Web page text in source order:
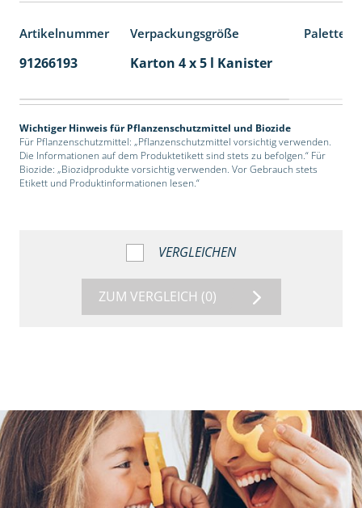
Artikelnummer Verpackungsgröße
91266193 Karton 4 x 5 l Kanister
Wichtiger Hinweis für Pflanzenschutzmittel und Biozide
Für Pflanzenschutzmittel: „Pflanzenschutzmittel vorsichtig verwenden.
Die Informationen auf dem Produktetikett sind stets zu befolgen.“ Für
Biozide: „Biozidprodukte vorsichtig verwenden. Vor Gebrauch stets
Etikett und Produktinformationen lesen.“
VERGLEICHEN
ZUM VERGLEICH (0)